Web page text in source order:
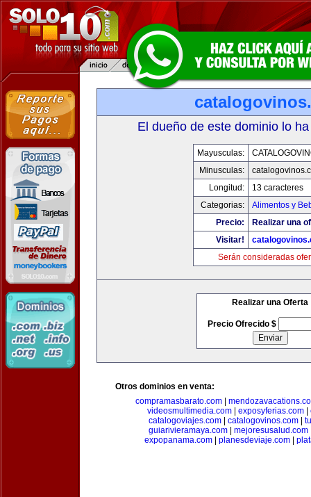
El dueño de este dominio lo
Mayusculas:
Minusculas:
Longitud:
13 caracteres
Categorias:
Alimentos y
Precio:
Realizar una
Visitar!
Serán consideradas
Realizar una Oferta
Precio Ofrecido $
Otros dominios en venta:
compramasbarato.com|
videosmultimedia.com
exposyferias.com
catalogoviajes.com| catalogovinos.com|
guiarivieramaya.com
mejoresusalud.com
expopanama.com| planesdeviaje.com|